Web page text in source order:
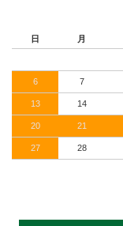
日 月
6 7
13 14
20 21
27 28